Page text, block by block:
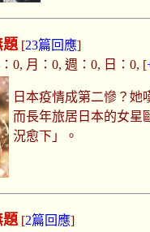
題 [23篇回應]
0, 月：0, 週：0, 日：0, [
日本疫情成第二慘？她
而長年旅居日本的女星
況愈下」。
題 [2篇回應]